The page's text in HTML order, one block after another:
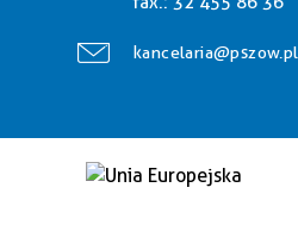
kancelaria@pszow.pl